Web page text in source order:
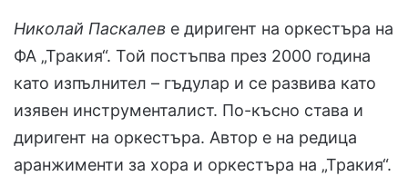
Николай Паскалев е диригент на оркестъра на
ФА „Тракия“. Той постъпва през 2000 година
като изпълнител – гъдулар и се развива като
изявен инструменталист. По-късно става и
диригент на оркестъра. Автор е на редица
аранжименти за хора и оркестъра на „Тракия“.